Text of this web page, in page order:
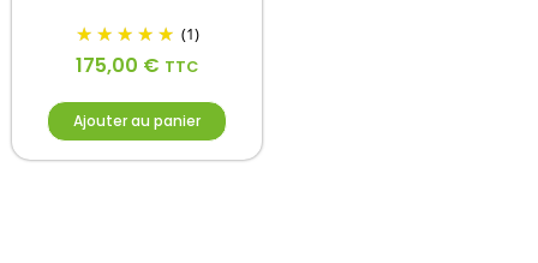
(1)
175,00 € TTC
Ajouter au panier